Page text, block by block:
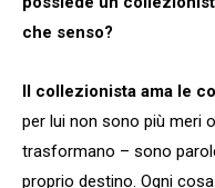
che senso?
Il collezionista ama le
per lui non sono più meri
trasformano – sono
proprio destino. Ogni